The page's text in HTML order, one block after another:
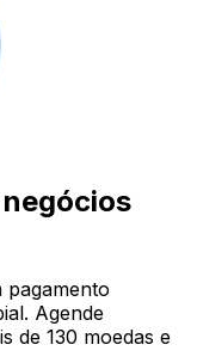
pagamento
Agende
de 130 moedas e